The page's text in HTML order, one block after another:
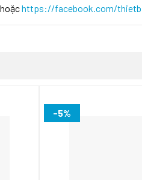
hoặchttps://facebook.com/
-5%